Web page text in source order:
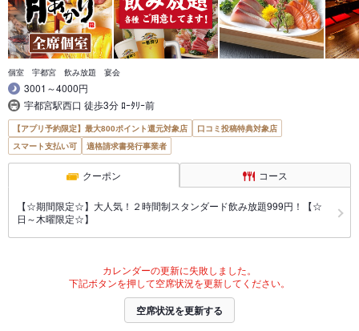
個室 宇都宮 飲み放題 宴会
3001～4000円
宇都宮駅西口 徒歩3分 ﾛｰﾀﾘｰ前
【アプリ予約限定】最大800ポイント還元対象店
口コミ投稿特典対象店
スマート支払い可
適格請求書発行事業者
クーポン コース
【☆期間限定☆】大人気！２時間制スタンダード飲み放題999円！【☆
日～木曜限定☆】
カレンダーの更新に失敗しました。
下記ボタンを押して空席状況を更新してください。
空席状況を更新する